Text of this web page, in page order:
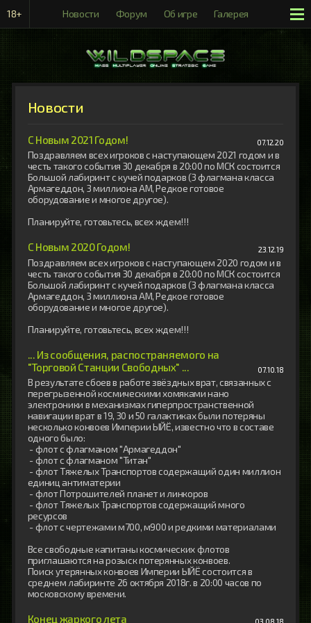
18+ Новости Форум Об игре Галерея
Новости
С Новым 2021 Годом! 07.12.20
Поздравляем всех игроков с наступающем 2021 годом и в
честь такого события 30 декабря в 20:00 по МСК состоится
Большой лабиринт с кучей подарков (3 флагмана класса
Армагеддон, 3 миллиона АМ, Редкое готовое
оборудование и многое другое).
Планируйте, готовьтесь, всех ждем!!!
С Новым 2020 Годом! 23.12.19
Поздравляем всех игроков с наступающем 2020 годом и в
честь такого события 30 декабря в 20:00 по МСК состоится
Большой лабиринт с кучей подарков (3 флагмана класса
Армагеддон, 3 миллиона АМ, Редкое готовое
оборудование и многое другое).
... Из сообщения, распостраняемого на
"Торговой Станции Свободных" ...
07.10.18
В результате сбоев в работе звёздных врат, связанных с
перегрызенной космическими хомяками нано
электроники в механизмах гиперпространственной
навигации врат в 19, 30 и 50 галактиках были потеряны
несколько конвоев Империи ЫЙЁ, известно что в составе
одного было:
единиц антиматерии
ресурсов
Все свободные капитаны космических флотов
приглашаются на розыск потерянных конвоев.
Поиск утерянных конвоев Империи ЫЙЁ состоится в
среднем лабиринте 26 октября 2018г. в 20:00 часов по
московскому времени.
Конец жаркого лета